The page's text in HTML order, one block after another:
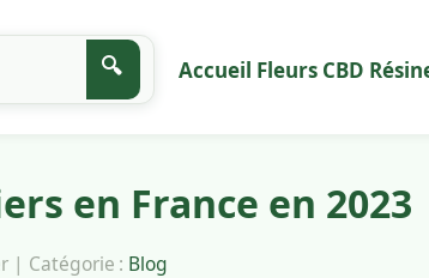
🔍 Accueil Fleurs CBD
en France en 2023
| Catégorie : Blog